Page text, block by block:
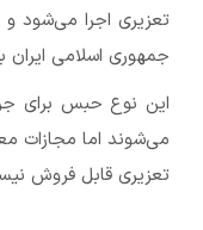
جمهوری اسلامی
این نوع حبس برای
می‌شوند اما مجازات
تعزیری قابل فروش